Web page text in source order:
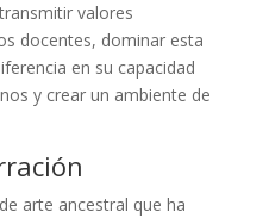
valores
docentes, dominar esta
en su capacidad
y crear un ambiente de
arte ancestral que ha